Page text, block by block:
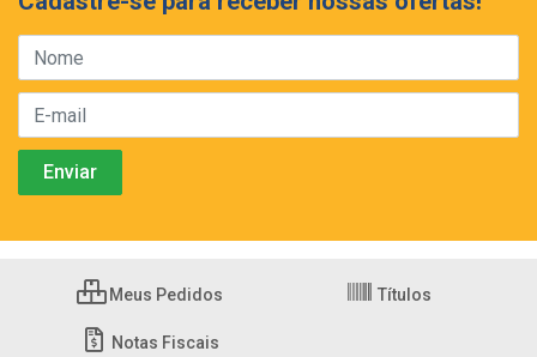
Meus Pedidos Títulos
Notas Fiscais